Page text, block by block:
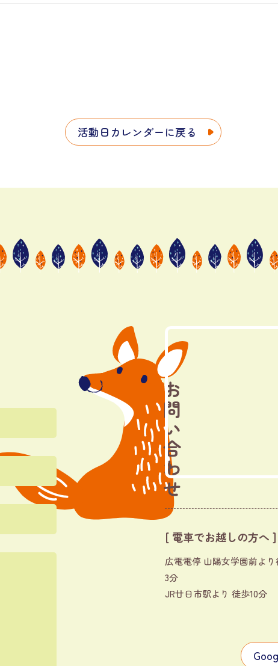
活動日カレンダーに戻る
お問い合わせ
[ 電車でお越しの方へ ]
広電電停 山陽女学園前よ
3分
JR廿日市駅より 徒歩10分